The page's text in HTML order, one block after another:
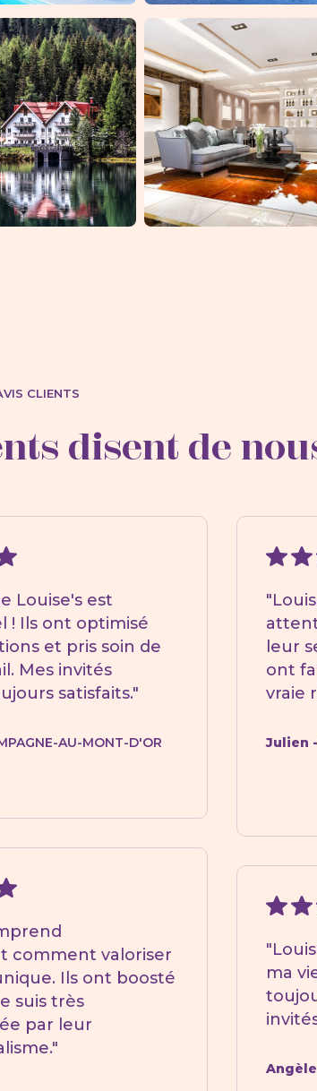
CLIENTS
disent de
Louise's est
! Ils ont optimisé
et pris soin de
Mes invités
satisfaits."
AU-MONT-D'OR
comment valoriser
Ils ont boosté
suis très
par leur
leur
ont
vraie
Julien
ma